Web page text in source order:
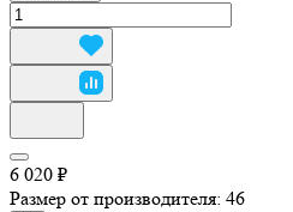
6 020 ₽
Размер от производителя: 46